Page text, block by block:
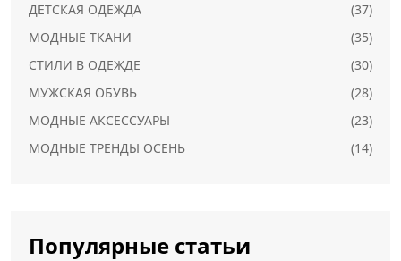
ДЕТСКАЯ ОДЕЖДА
(37)
МОДНЫЕ ТКАНИ
(35)
СТИЛИ В ОДЕЖДЕ
(30)
МУЖСКАЯ ОБУВЬ
(28)
МОДНЫЕ АКСЕССУАРЫ
(23)
МОДНЫЕ ТРЕНДЫ ОСЕНЬ
(14)
Популярные статьи